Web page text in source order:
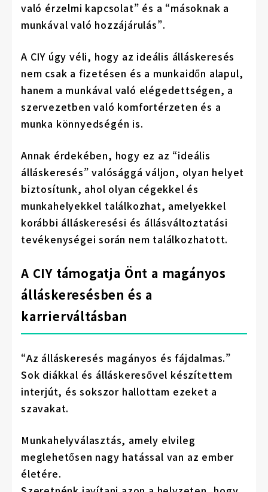
való érzelmi kapcsolat” és a “másoknak a
munkával való hozzájárulás”.
A CIY úgy véli, hogy az ideális álláskeresés
nem csak a fizetésen és a munkaidőn alapul,
hanem a munkával való elégedettségen, a
szervezetben való komfortérzeten és a
munka könnyedségén is.
Annak érdekében, hogy ez az “ideális
álláskeresés” valósággá váljon, olyan helyet
biztosítunk, ahol olyan cégekkel és
munkahelyekkel találkozhat, amelyekkel
korábbi álláskeresési és állásváltoztatási
tevékenységei során nem találkozhatott.
A CIY támogatja Önt a magányos
álláskeresésben és a
karrierváltásban
“Az álláskeresés magányos és fájdalmas.”
Sok diákkal és álláskeresővel készítettem
interjút, és sokszor hallottam ezeket a
szavakat.
Munkahelyválasztás, amely elvileg
meglehetősen nagy hatással van az ember
életére.